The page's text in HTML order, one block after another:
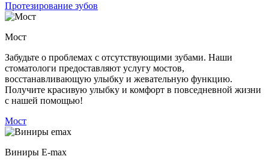
Протезирование зубов
Мост
Забудьте о проблемах с отсутствующими зубами. Наши
стоматологи предоставляют услугу мостов,
восстанавливающую улыбку и жевательную функцию.
Получите красивую улыбку и комфорт в повседневной жизни
с нашей помощью!
Мост
Виниры E-max